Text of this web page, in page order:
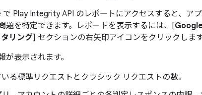
Play Integrity API のレポートにアクセスすると、ア
題を特定できます。レポートを表示するには、[
リング] セクションの右矢印アイコンをクリックします
が表示されます。
る標準リクエストとクラシック リクエストの数。